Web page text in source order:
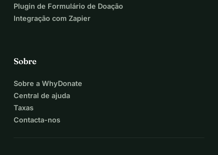
Plugin de Formulário de Doação
Integração com Zapier
Sobre
Sobre a WhyDonate
Central de ajuda
Taxas
Contacta-nos